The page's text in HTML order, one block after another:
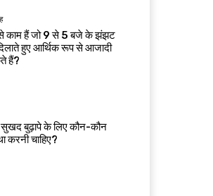
काम हैं जो 9 से 5 बजे के झंझट
हुए आर्थिक रूप से आजादी
हैं?
बुढ़ापे के लिए कौन-कौन
करनी चाहिए?